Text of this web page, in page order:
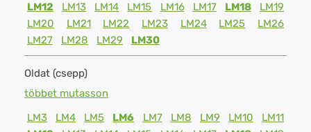
LM12
LM13 LM14 LM15 LM16 LM17 LM18
LM19
LM20
LM21 LM22 LM23 LM24 LM25
LM26
LM27
LM28 LM29 LM30
Oldat (csepp)
többet mutasson
LM3
LM4 LM5 LM6 LM7 LM8 LM9 LM10
LM11